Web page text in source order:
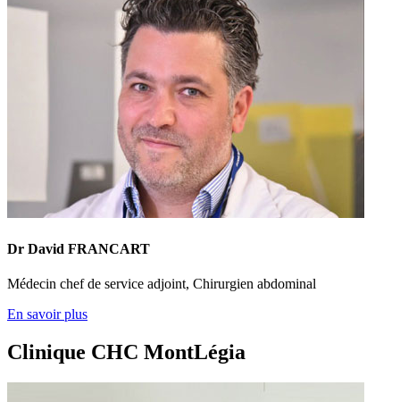
Dr David FRANCART
Médecin chef de service adjoint, Chirurgien abdominal
En savoir plus
Clinique CHC MontLégia